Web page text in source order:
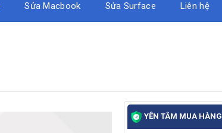
Sửa Macbook Sửa Surface Liên hệ
YÊN TÂM MUA HÀNG